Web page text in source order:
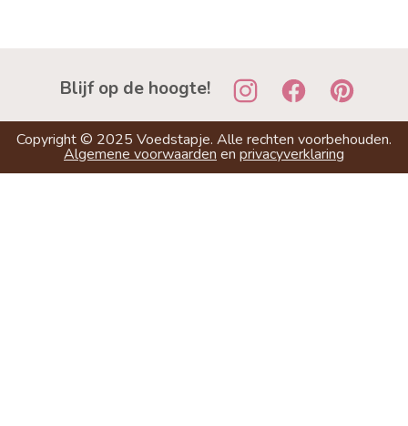
Blijf op de hoogte!
Copyright © 2025 Voedstapje. Alle rechten voorbehouden.
Algemene voorwaarden en privacyverklaring